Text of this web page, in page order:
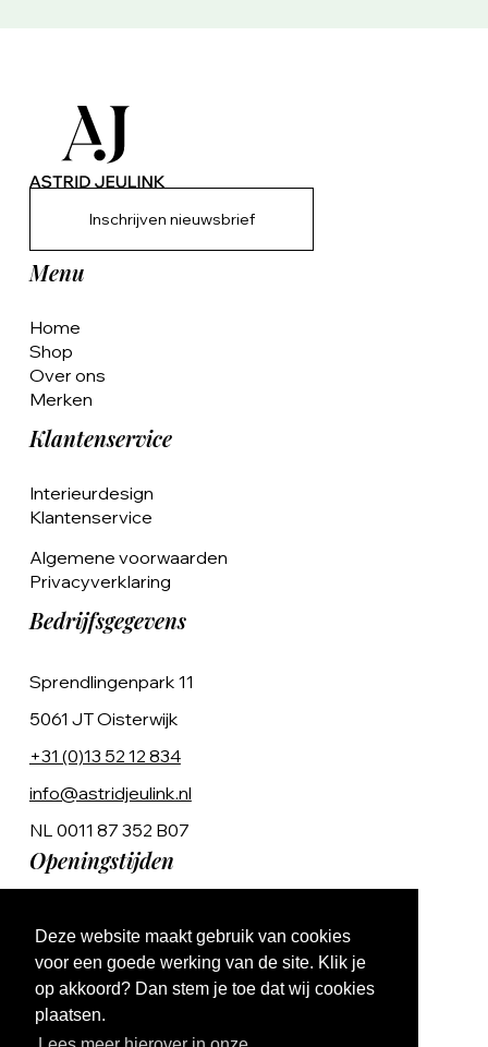
Deze website maakt gebruik van cookies
voor een goede werking van de site. Klik je
op akkoord? Dan stem je toe dat wij cookies
plaatsen.
Inschrijven nieuwsbrief
Menu
Home
Shop
Over ons
Merken
Klantenservice
Interieurdesign
Klantenservice
Algemene voorwaarden
Privacyverklaring
Bedrijfsgegevens
Sprendlingenpark 11
5061 JT Oisterwijk
+31 (0)13 52 12 834
info@astridjeulink.nl
NL 0011 87 352 B07
Openingstijden
Ma t/m Vr 9:00 - 17:00